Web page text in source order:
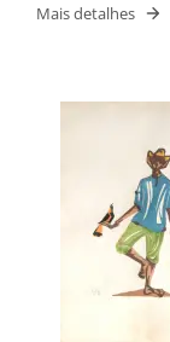
Mais detalhes